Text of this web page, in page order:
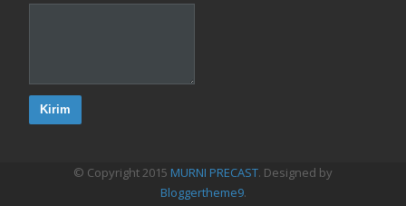
© Copyright 2015 MURNI PRECAST. Designed by
Bloggertheme9.